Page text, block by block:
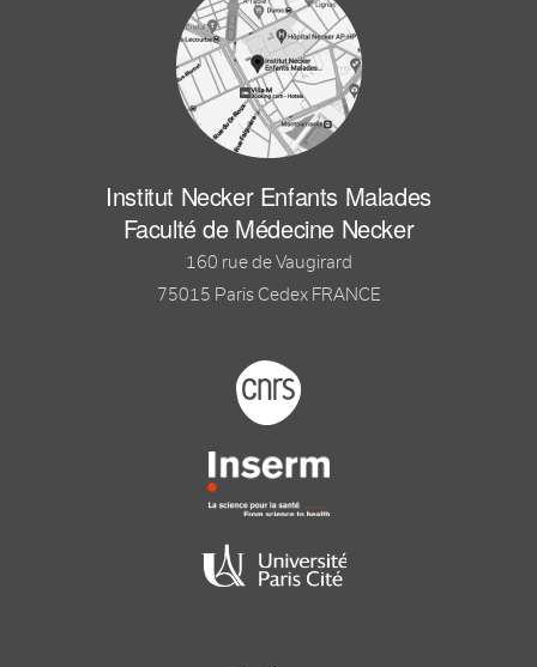
Institut Necker Enfants Malades
Faculté de Médecine Necker
160 rue de Vaugirard
75015 Paris Cedex FRANCE
Footer logo tutelles